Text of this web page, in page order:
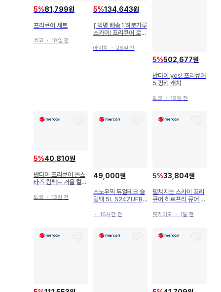
5%81,799원
프리큐어 세트
효고 ・ 18일 전
5%134,643원
[ 익명 배송 ] 히로가루
스카이! 프리큐어 로손
아이치 ・ 26일 전
5%502,677원
반다이 yes! 프리큐어
5 핑키 캐치
도쿄 ・ 19일 전
5%40,810원
반다이 프리큐어 올스
타즈 컴팩트 거울 컬렉
도쿄 ・ 13일 전
49,000원
스노우픽 듀얼테크 슬
링백 5L S24ZUFBG
・ 16시간 전
5%33,804원
펼쳐지는 스카이 프리
큐어 히로프리 큐어 프
ood
홋카이도 ・ 1달 전